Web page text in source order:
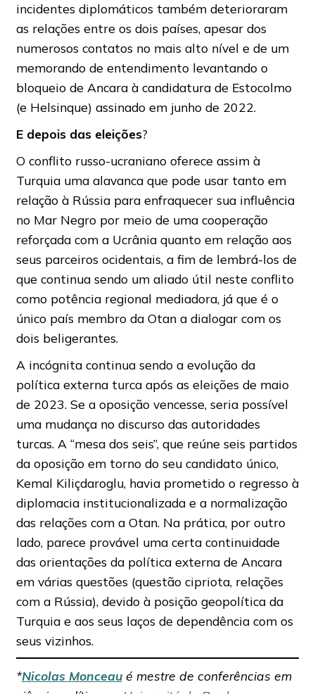
incidentes diplomáticos também deterioraram
as relações entre os dois países, apesar dos
numerosos contatos no mais alto nível e de um
memorando de entendimento levantando o
bloqueio de Ancara à candidatura de Estocolmo
(e Helsinque) assinado em junho de 2022.
E depois das eleições?
O conflito russo-ucraniano oferece assim à
Turquia uma alavanca que pode usar tanto em
relação à Rússia para enfraquecer sua influência
no Mar Negro por meio de uma cooperação
reforçada com a Ucrânia quanto em relação aos
seus parceiros ocidentais, a fim de lembrá-los de
que continua sendo um aliado útil neste conflito
como potência regional mediadora, já que é o
único país membro da Otan a dialogar com os
dois beligerantes.
A incógnita continua sendo a evolução da
política externa turca após as eleições de maio
de 2023. Se a oposição vencesse, seria possível
uma mudança no discurso das autoridades
turcas. A “mesa dos seis”, que reúne seis partidos
da oposição em torno do seu candidato único,
Kemal Kiliçdaroglu, havia prometido o regresso à
diplomacia institucionalizada e a normalização
das relações com a Otan. Na prática, por outro
lado, parece provável uma certa continuidade
das orientações da política externa de Ancara
em várias questões (questão cipriota, relações
com a Rússia), devido à posição geopolítica da
Turquia e aos seus laços de dependência com os
seus vizinhos.
*Nicolas Monceaué mestre de conferências em